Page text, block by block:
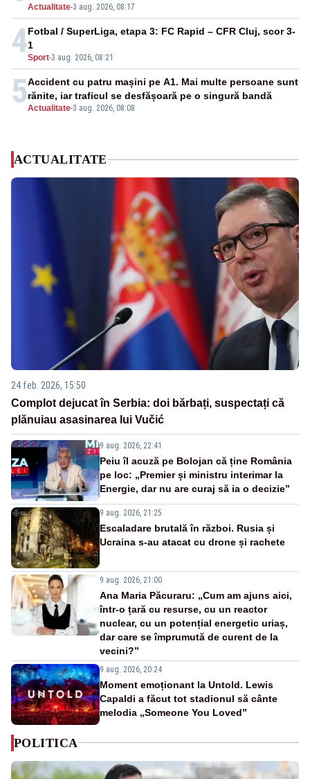
Actualitate-3 aug. 2026, 08:17
4Sport-3 aug. 2026, 08:21
Fotbal / SuperLiga, etapa 3: FC Rapid – CFR Cluj, scor 3-
1
5Actualitate-3 aug. 2026, 08:08
Accident cu patru mașini pe A1. Mai multe persoane sunt
rănite, iar traficul se desfășoară pe o singură bandă
ACTUALITATE
24 feb. 2026, 15:50
Complot dejucat în Serbia: doi bărbați, suspectați că
plănuiau asasinarea lui Vučić
9 aug. 2026, 22:41
Peiu îl acuză pe Bolojan că ține România
pe loc: „Premier și ministru interimar la
Energie, dar nu are curaj să ia o decizie”
9 aug. 2026, 21:25
Escaladare brutală în război. Rusia și
Ucraina s-au atacat cu drone și rachete
9 aug. 2026, 21:00
Ana Maria Păcuraru: „Cum am ajuns aici,
într-o țară cu resurse, cu un reactor
nuclear, cu un potențial energetic uriaș,
dar care se împrumută de curent de la
vecini?”
9 aug. 2026, 20:24
Moment emoționant la Untold. Lewis
Capaldi a făcut tot stadionul să cânte
melodia „Someone You Loved”
POLITICA